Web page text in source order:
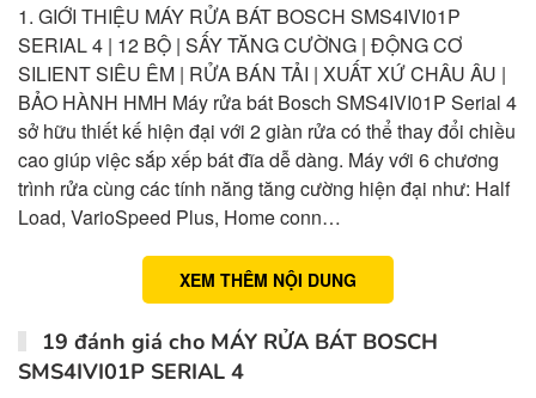
1. GIỚI THIỆU MÁY RỬA BÁT BOSCH SMS4IVI01P
SERIAL 4 | 12 BỘ | SẤY TĂNG CƯỜNG | ĐỘNG CƠ
SILIENT SIÊU ÊM | RỬA BÁN TẢI | XUẤT XỨ CHÂU ÂU |
BẢO HÀNH HMH Máy rửa bát Bosch SMS4IVI01P Serial 4
sở hữu thiết kế hiện đại với 2 giàn rửa có thể thay đổi chiều
cao giúp việc sắp xếp bát đĩa dễ dàng. Máy với 6 chương
trình rửa cùng các tính năng tăng cường hiện đại như: Half
Load, VarioSpeed Plus, Home conn…
XEM THÊM NỘI DUNG
19 đánh giá cho MÁY RỬA BÁT BOSCH
SMS4IVI01P SERIAL 4